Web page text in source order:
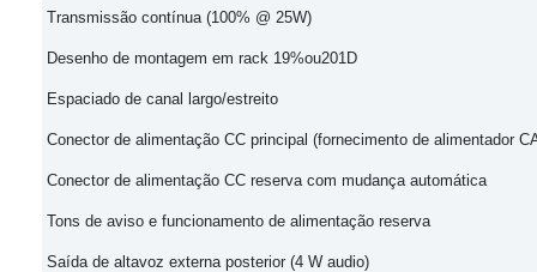
Transmissão contínua (100% @ 25W)
Desenho de montagem em rack 19%ou201D
Espaciado de canal largo/estreito
Conector de alimentação CC principal (fornecimento de alimentador
Conector de alimentação CC reserva com mudança automática
Tons de aviso e funcionamento de alimentação reserva
Saída de altavoz externa posterior (4 W audio)